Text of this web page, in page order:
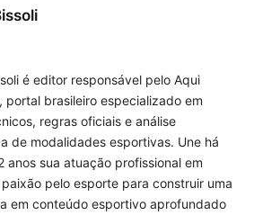
é editor responsável pelo Aqui
portal brasileiro especializado em
regras oficiais e análise
de modalidades esportivas. Une há
anos sua atuação profissional em
pelo esporte para construir uma
em conteúdo esportivo aprofundado